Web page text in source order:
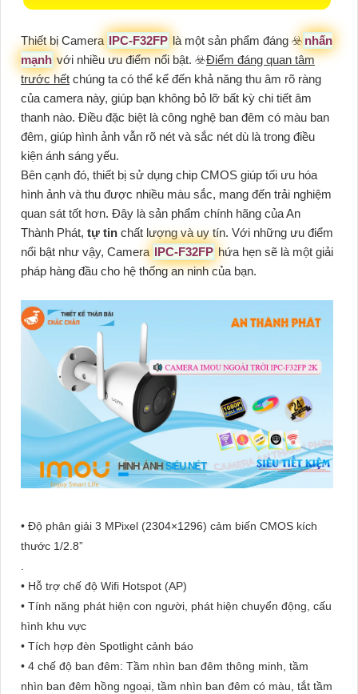
Thiết bị Camera IPC-F32FP là một sản phẩm đáng ☣️ nhấn
mạnh với nhiều ưu điểm nổi bật. ☣️Điểm đáng quan tâm
trước hết chúng ta có thể kể đến khả năng thu âm rõ ràng
của camera này, giúp bạn không bỏ lỡ bất kỳ chi tiết âm
thanh nào. Điều đặc biệt là công nghệ ban đêm có màu ban
đêm, giúp hình ảnh vẫn rõ nét và sắc nét dù là trong điều
kiện ánh sáng yếu.
Bên cạnh đó, thiết bị sử dụng chip CMOS giúp tối ưu hóa
hình ảnh và thu được nhiều màu sắc, mang đến trải nghiệm
quan sát tốt hơn. Đây là sản phẩm chính hãng của An
Thành Phát, tự tin chất lượng và uy tín. Với những ưu điểm
nổi bật như vậy, Camera IPC-F32FP hứa hẹn sẽ là một giải
pháp hàng đầu cho hệ thống an ninh của bạn.
• Độ phân giải 3 MPixel (2304×1296) cảm biến CMOS kích
thước 1/2.8”
• Hỗ trợ chế độ Wifi Hotspot (AP)
• Tính năng phát hiện con người, phát hiện chuyển động, cấu
hình khu vực
• Tích hợp đèn Spotlight cảnh báo
• 4 chế độ ban đêm: Tầm nhìn ban đêm thông minh, tầm
nhìn ban đêm hồng ngoại, tầm nhìn ban đêm có màu, tắt tầm